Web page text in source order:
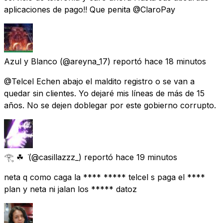
aplicaciones de pago!! Que penita @ClaroPay
Azul y Blanco (@areyna_17) reportó hace 18 minutos
@Telcel Echen abajo el maldito registro o se van a
quedar sin clientes. Yo dejaré mis líneas de más de 15
años. No se dejen doblegar por este gobierno corrupto.
𓂀 ☘︎ ݁ (@casillazzz_) reportó hace 19 minutos
neta q como caga la **** ***** telcel s paga el ****
plan y neta ni jalan los ***** datoz